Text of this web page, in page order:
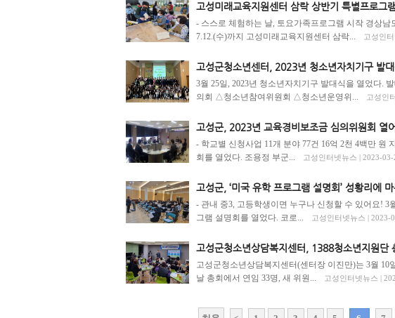
고성미래교육지원센터 삼락 상반기 특별프로그
- 스스로 체험하는 날, 토요가족프로그램 시작 경상
7.12.(수)까지 고성미래교육지원센터 삼락...
고성인
고성군청소년센터, 2023년 청소년자치기구 발
3월 25일, 2023년 청소년자치기구 발대식을 열었다.
의회 △청소년참여위원회 △청소년운영위...
고성인
고성군, 2023년 교육경비보조금 심의위원회 열어
- 학교별 신청사업 11개 분야 77건 16억 2천 4백만 원
회를 열었다. 조용정 부군...
고성인터넷뉴스 | 2023-03-
고성군, ‘미국 유학 프로그램 설명회’ 성황리에 마
- 관내 중3, 고등학생이면 누구나 신청할 수 있어요! 3
그램 설명회를 열었다. 코로...
고성인터넷뉴스 | 2023-
고성군청소년상담복지센터, 1388청소년지원단
고성군청소년상담복지센터(센터장 이진만)는 3월 10
날 총회에서 연임 33명, 새 위원...
고성인터넷뉴스 |